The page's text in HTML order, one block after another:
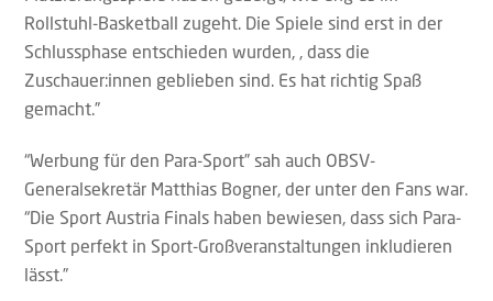
Rollstuhl-Basketball zugeht. Die Spiele sind erst in der
Schlussphase entschieden wurden, , dass die
Zuschauer:innen geblieben sind. Es hat richtig Spaß
gemacht.”
“Werbung für den Para-Sport” sah auch OBSV-
Generalsekretär Matthias Bogner, der unter den Fans war.
“Die Sport Austria Finals haben bewiesen, dass sich Para-
Sport perfekt in Sport-Großveranstaltungen inkludieren
lässt.”